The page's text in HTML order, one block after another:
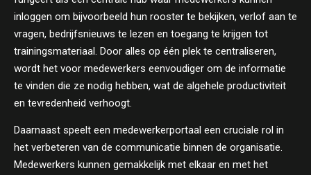
inloggen om bijvoorbeeld hun rooster te bekijken, verlof aan te
vragen, bedrijfsnieuws te lezen en toegang te krijgen tot
trainingsmateriaal. Door alles op één plek te centraliseren,
wordt het voor medewerkers eenvoudiger om de informatie
te vinden die ze nodig hebben, wat de algehele productiviteit
en tevredenheid verhoogt.
Daarnaast speelt een medewerkerportaal een cruciale rol in
het verbeteren van de communicatie binnen de organisatie.
Medewerkers kunnen gemakkelijk met elkaar en met het